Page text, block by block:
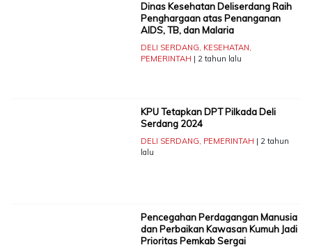
Dinas Kesehatan Deliserdang Raih
Penghargaan atas Penanganan
AIDS, TB, dan Malaria
DELI SERDANG, KESEHATAN,
PEMERINTAH | 2 tahun lalu
KPU Tetapkan DPT Pilkada Deli
Serdang 2024
DELI SERDANG, PEMERINTAH | 2 tahun
lalu
Pencegahan Perdagangan Manusia
dan Perbaikan Kawasan Kumuh Jadi
Prioritas Pemkab Sergai